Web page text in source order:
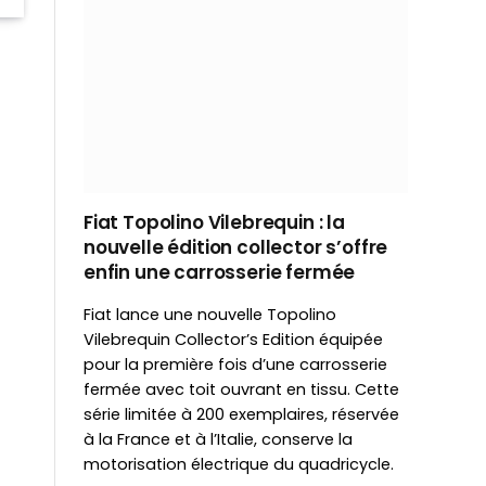
Fiat Topolino Vilebrequin : la
nouvelle édition collector s’offre
enfin une carrosserie fermée
Fiat lance une nouvelle Topolino
Vilebrequin Collector’s Edition équipée
pour la première fois d’une carrosserie
fermée avec toit ouvrant en tissu. Cette
série limitée à 200 exemplaires, réservée
à la France et à l’Italie, conserve la
motorisation électrique du quadricycle.